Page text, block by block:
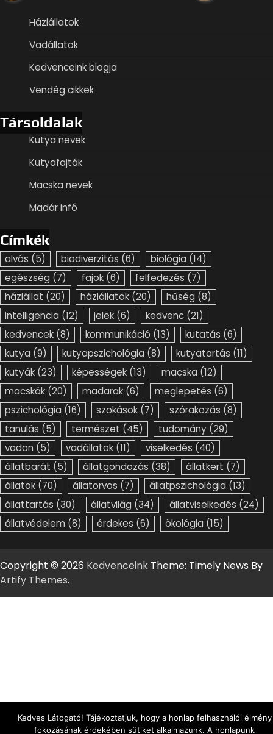
Háziállatok
Vadállatok
Kedvenceink blogja
Vendég cikkek
Társoldalak
Kutya nevek
Kutyafajták
Macska nevek
Madár infó
Címkék
alvás (5) biodiverzitás (6) biológia (14)
egészség (7) fajok (6) felfedezés (7)
háziállat (20) háziállatok (20) hűség (8)
intelligencia (12) jelek (6) kedvenc (21)
kedvencek (8) kommunikáció (13) kutatás (6)
kutya (9) kutyapszichológia (8) kutyatartás (11)
kutyák (23) képességek (13) macska (12)
macskák (20) madarak (6) meglepetés (6)
pszichológia (16) szokások (7) szórakozás (8)
tanulás (5) természet (45) tudomány (29)
vadon (5) vadállatok (11) viselkedés (40)
állatbarát (5) állatgondozás (38) állatkert (7)
állatok (70) állatorvos (7) állatpszichológia (13)
állattartás (30) állatvilág (34) állatviselkedés (24)
állatvédelem (8) érdekes (6) ökológia (15)
Copyright © 2026 Kedvenceink Theme: Timely News By
Artify Themes.
Kedves Látogató! Tájékoztatjuk, hogy a honlap felhasználói élmény
fokozásának érdekében sütiket alkalmazunk. A honlapunk